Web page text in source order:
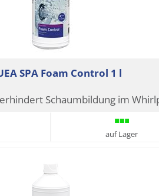
SPA Foam Control 1 l
Schaumbildung im
auf Lager